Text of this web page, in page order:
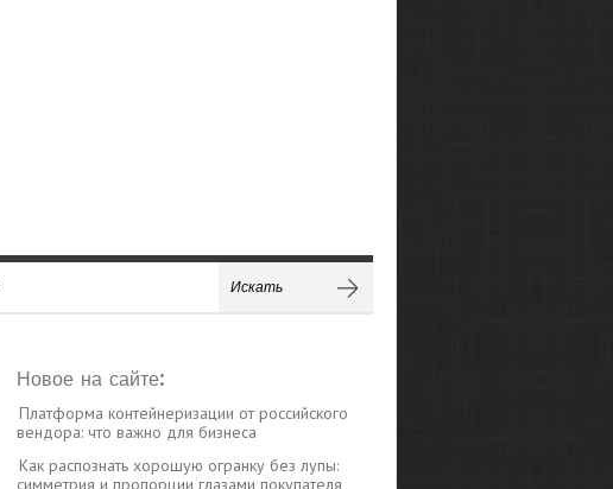
Новое на сайте:
Платформа контейнеризации от российского
вендора: что важно для бизнеса
Как распознать хорошую огранку без лупы:
симметрия и пропорции глазами покупателя